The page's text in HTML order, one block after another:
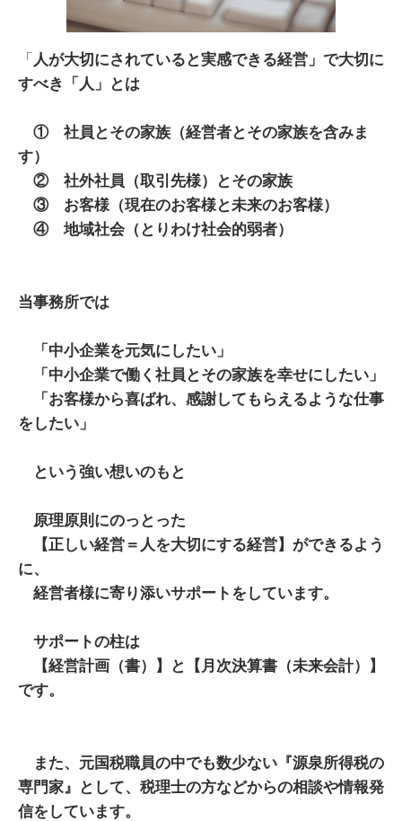
「 人が大切にされていると実感できる経営」で大切に
すべき「人」とは
① 社員とその家族（経営者とその家族を含みま
す）
② 社外社員（取引先様）とその家族
③ お客様（現在のお客様と未来のお客様）
④ 地域社会（とりわけ社会的弱者）
当事務所では
「中小企業を元気にしたい」
「中小企業で働く社員とその家族を幸せにしたい」
「お客様から喜ばれ、感謝してもらえるような仕事
をしたい」
という強い想いのもと
原理原則にのっとった
【正しい経営＝人を大切にする経営】ができるよう
に、
経営者様に寄り添いサポートをしています。
サポートの柱は
【経営計画（書）】と【月次決算書（未来会計）】
です。
また、元国税職員の中でも数少ない『源泉所得税の
専門家』として、税理士の方などからの相談や情報発
信をしています。